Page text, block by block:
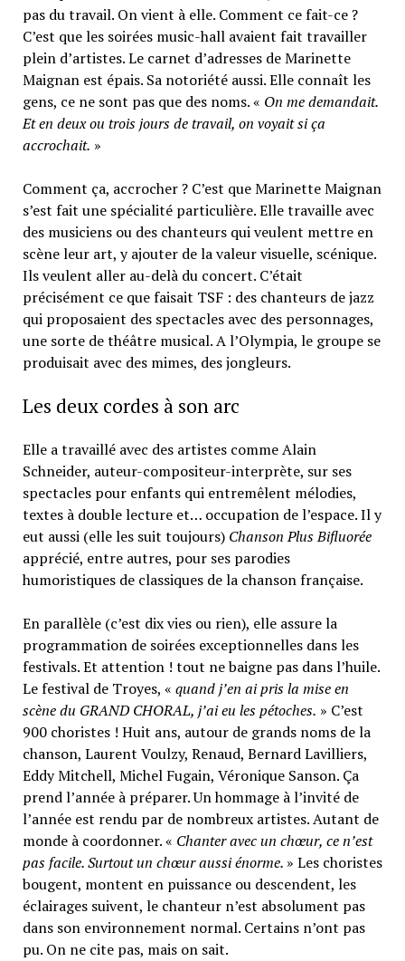
pas du travail. On vient à elle. Comment ce fait-ce ?
C’est que les soirées music-hall avaient fait travailler
plein d’artistes. Le carnet d’adresses de Marinette
Maignan est épais. Sa notoriété aussi. Elle connaît les
gens, ce ne sont pas que des noms. « On me demandait.
Et en deux ou trois jours de travail, on voyait si ça
accrochait. »
Comment ça, accrocher ? C’est que Marinette Maignan
s’est fait une spécialité particulière. Elle travaille avec
des musiciens ou des chanteurs qui veulent mettre en
scène leur art, y ajouter de la valeur visuelle, scénique.
Ils veulent aller au-delà du concert. C’était
précisément ce que faisait TSF : des chanteurs de jazz
qui proposaient des spectacles avec des personnages,
une sorte de théâtre musical. A l’Olympia, le groupe se
produisait avec des mimes, des jongleurs.
Les deux cordes à son arc
Elle a travaillé avec des artistes comme Alain
Schneider, auteur-compositeur-interprète, sur ses
spectacles pour enfants qui entremêlent mélodies,
textes à double lecture et… occupation de l’espace. Il y
eut aussi (elle les suit toujours) Chanson Plus Bifluorée
apprécié, entre autres, pour ses parodies
humoristiques de classiques de la chanson française.
En parallèle (c’est dix vies ou rien), elle assure la
programmation de soirées exceptionnelles dans les
festivals. Et attention ! tout ne baigne pas dans l’huile.
Le festival de Troyes, « quand j’en ai pris la mise en
scène du GRAND CHORAL, j’ai eu les pétoches. » C’est
900 choristes ! Huit ans, autour de grands noms de la
chanson, Laurent Voulzy, Renaud, Bernard Lavilliers,
Eddy Mitchell, Michel Fugain, Véronique Sanson. Ça
prend l’année à préparer. Un hommage à l’invité de
l’année est rendu par de nombreux artistes. Autant de
monde à coordonner. « Chanter avec un chœur, ce n’est
pas facile. Surtout un chœur aussi énorme. » Les choristes
bougent, montent en puissance ou descendent, les
éclairages suivent, le chanteur n’est absolument pas
dans son environnement normal. Certains n’ont pas
pu. On ne cite pas, mais on sait.